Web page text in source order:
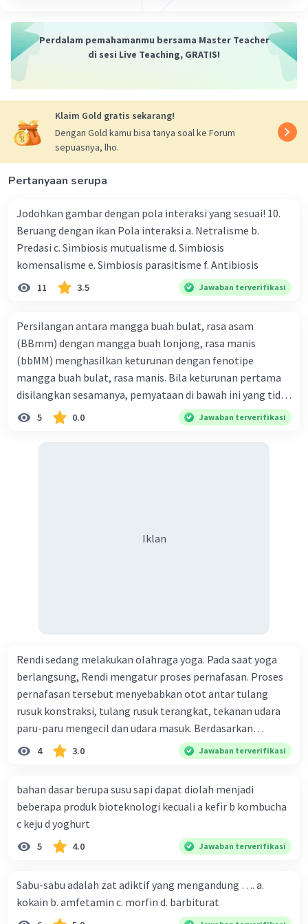
anak laki-lakinya, maka tentu anak tersebut
akan menderita hemofilia. Jika gen hemofilia
ibunya.
Beri Rating·0.0
Perdalam pemahamanmu bersama Master Teacher
di sesi Live Teaching, GRATIS!
Klaim Gold gratis sekarang!
Dengan Gold kamu bisa tanya soal ke Forum
sepuasnya, lho.
Pertanyaan serupa
Jodohkan gambar dengan pola interaksi yang sesuai! 10.
Beruang dengan ikan Pola interaksi a. Netralisme b.
Predasi c. Simbiosis mutualisme d. Simbiosis
komensalisme e. Simbiosis parasitisme f. Antibiosis
11 3.5 Jawaban terverifikasi
Persilangan antara mangga buah bulat, rasa asam
(BBmm) dengan mangga buah lonjong, rasa manis
(bbMM) menghasilkan keturunan dengan fenotipe
mangga buah bulat, rasa manis. Bila keturunan pertama
disilangkan sesamanya, pemyataan di bawah ini yang tidak
benar mengenai keturunan yang dihasilkan dari
5 0.0 Jawaban terverifikasi
Iklan
Rendi sedang melakukan olahraga yoga. Pada saat yoga
berlangsung, Rendi mengatur proses pernafasan. Proses
pernafasan tersebut menyebabkan otot antar tulang
rusuk konstraksi, tulang rusuk terangkat, tekanan udara
paru-paru mengecil dan udara masuk. Berdasarkan
informasi tersebut, dapat disimpulkan bahwa Rendi
sedang melakukan proses pernafasan....
4 3.0 Jawaban terverifikasi
bahan dasar berupa susu sapi dapat diolah menjadi
beberapa produk bioteknologi kecuali a kefir b kombucha
c keju d yoghurt
5 4.0 Jawaban terverifikasi
Sabu-sabu adalah zat adiktif yang mengandung …. a.
kokain b. amfetamin c. morfin d. barbiturat